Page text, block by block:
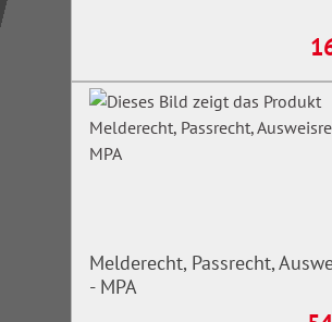
Melderecht, Passrecht,
- MPA